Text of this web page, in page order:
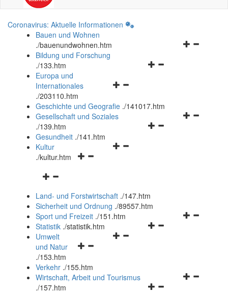
Coronavirus: Aktuelle Informationen
Bauen und Wohnen
./bauenundwohnen.htm
Navigationsmenü
Bildung und Forschung
./133.htm
Navigationsmenü
und
schließen
Europa und
Internationales
./203110.htm
Geschichte und Geografie ./141017.htm
Navigationsmenü
Gesellschaft und Soziales
./139.htm
Navigationsmenü
Gesundheit ./141.htm
Navigationsmenü
Kultur
./kultur.htm
Navigationsmenü
und
schließen
Land- und Forstwirtschaft ./147.htm
Sicherheit und Ordnung ./89557.htm
Navigationsmenü
Sport und Freizeit ./151.htm
Navigationsmenü
Statistik ./statistik.htm
Navigationsmenü
und
schließen
Umwelt
und Natur
./153.htm
Verkehr ./155.htm
Navigationsmenü
Wirtschaft, Arbeit und Tourismus
./157.htm